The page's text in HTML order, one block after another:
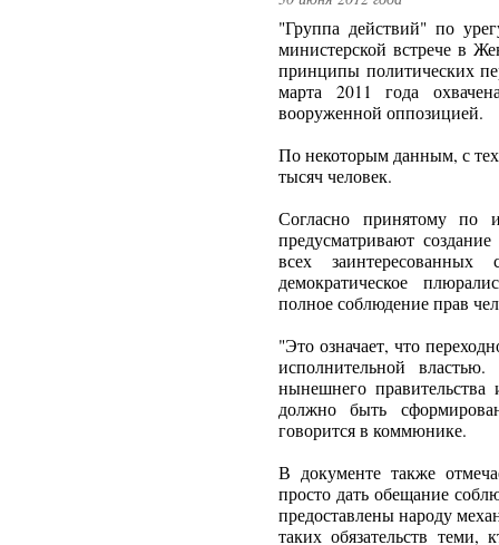
"Группа действий" по
министерской встрече в
принципы политических
марта 2011 года
вооруженной оппозицией.
По некоторым данным, с
тысяч человек.
Согласно принятому по
предусматривают
всех
демократическое
полное соблюдение прав
"Это означает, что
исполнительной
нынешнего
должно быть
говорится в коммюнике.
В документе также
просто дать обещание
предоставлены народу
таких обязательств теми,